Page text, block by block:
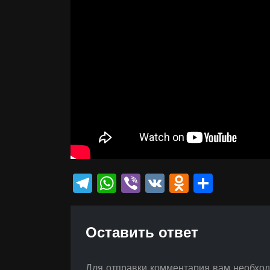
Telegram
WhatsApp
Viber
VK
Оставить ответ